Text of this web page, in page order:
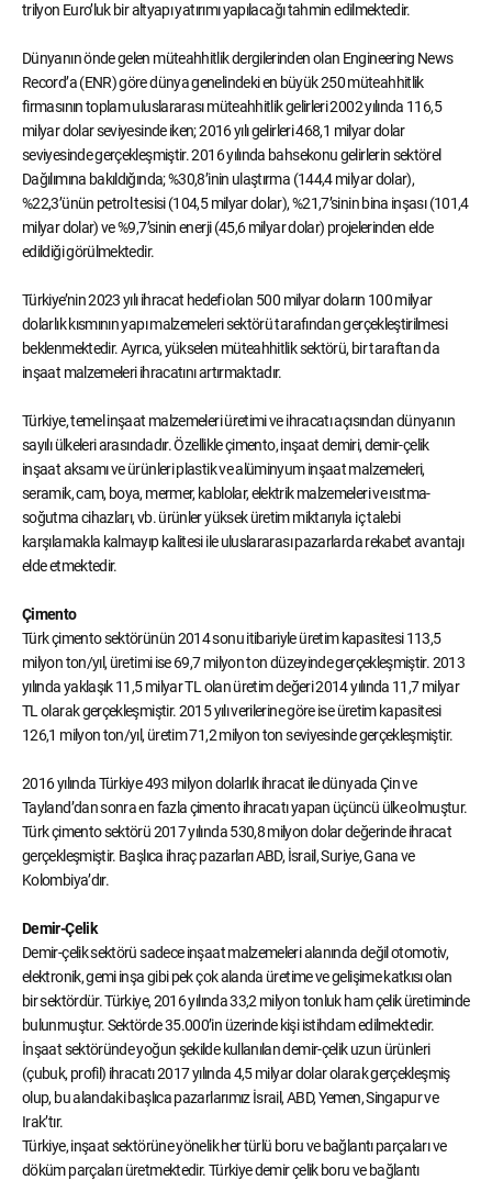
trilyon Euro’luk bir altyapı yatırımı yapılacağı tahmin edilmektedir.
Dünyanın önde gelen müteahhitlik dergilerinden olan Engineering News
Record’a (ENR) göre dünya genelindeki en büyük 250 müteahhitlik
firmasının toplam uluslararası müteahhitlik gelirleri 2002 yılında 116,5
milyar dolar seviyesinde iken; 2016 yılı gelirleri 468,1 milyar dolar
seviyesinde gerçekleşmiştir. 2016 yılında bahsekonu gelirlerin sektörel
Dağılımına bakıldığında; %30,8’inin ulaştırma (144,4 milyar dolar),
%22,3’ünün petrol tesisi (104,5 milyar dolar), %21,7’sinin bina inşası (101,4
milyar dolar) ve %9,7’sinin enerji (45,6 milyar dolar) projelerinden elde
edildiği görülmektedir.
Türkiye’nin 2023 yılı ihracat hedefi olan 500 milyar doların 100 milyar
dolarlık kısmının yapı malzemeleri sektörü tarafından gerçekleştirilmesi
beklenmektedir. Ayrıca, yükselen müteahhitlik sektörü, bir taraftan da
inşaat malzemeleri ihracatını artırmaktadır.
Türkiye, temel inşaat malzemeleri üretimi ve ihracatı açısından dünyanın
sayılı ülkeleri arasındadır. Özellikle çimento, inşaat demiri, demir-çelik
inşaat aksamı ve ürünleri plastik ve alüminyum inşaat malzemeleri,
seramik, cam, boya, mermer, kablolar, elektrik malzemeleri ve ısıtma-
soğutma cihazları, vb. ürünler yüksek üretim miktarıyla iç talebi
karşılamakla kalmayıp kalitesi ile uluslararası pazarlarda rekabet avantajı
elde etmektedir.
Çimento
Türk çimento sektörünün 2014 sonu itibariyle üretim kapasitesi 113,5
milyon ton/yıl, üretimi ise 69,7 milyon ton düzeyinde gerçekleşmiştir. 2013
yılında yaklaşık 11,5 milyar TL olan üretim değeri 2014 yılında 11,7 milyar
TL olarak gerçekleşmiştir. 2015 yılı verilerine göre ise üretim kapasitesi
126,1 milyon ton/yıl, üretim 71,2 milyon ton seviyesinde gerçekleşmiştir.
2016 yılında Türkiye 493 milyon dolarlık ihracat ile dünyada Çin ve
Tayland’dan sonra en fazla çimento ihracatı yapan üçüncü ülke olmuştur.
Türk çimento sektörü 2017 yılında 530,8 milyon dolar değerinde ihracat
gerçekleşmiştir. Başlıca ihraç pazarları ABD, İsrail, Suriye, Gana ve
Kolombiya’dır.
Demir-Çelik
Demir-çelik sektörü sadece inşaat malzemeleri alanında değil otomotiv,
elektronik, gemi inşa gibi pek çok alanda üretime ve gelişime katkısı olan
bir sektördür. Türkiye, 2016 yılında 33,2 milyon tonluk ham çelik üretiminde
bulunmuştur. Sektörde 35.000’in üzerinde kişi istihdam edilmektedir.
İnşaat sektöründe yoğun şekilde kullanılan demir-çelik uzun ürünleri
(çubuk, profil) ihracatı 2017 yılında 4,5 milyar dolar olarak gerçekleşmiş
olup, bu alandaki başlıca pazarlarımız İsrail, ABD, Yemen, Singapur ve
Irak’tır.
Türkiye, inşaat sektörüne yönelik her türlü boru ve bağlantı parçaları ve
döküm parçaları üretmektedir. Türkiye demir çelik boru ve bağlantı